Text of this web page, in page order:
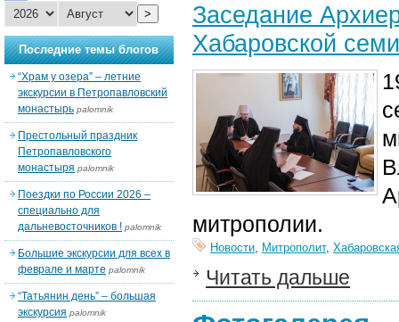
Заседание
Хабаровской
митрополии.
Новости, Митрополит,
Читать дальше
>
Последние темы блогов
“Храм у озера” – летние
экскурсии в Петропавловский
монастырь palomnik
Престольный праздник
Петропавловского
монастыря palomnik
Поездки по России 2026 –
специально для
дальневосточников ! palomnik
Большие экскурсии для всех в
феврале и марте palomnik
“Татьянин день” – большая
экскурсия palomnik